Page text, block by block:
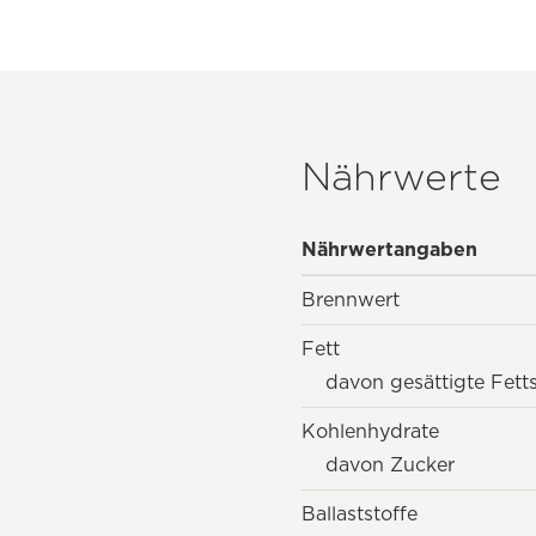
Nährwerte
Nährwertangaben
Brennwert
Fett
davon gesättigte
Kohlenhydrate
davon Zucker
Ballaststoffe